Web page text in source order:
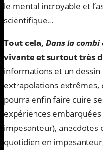
le mental incroyable et
scientifique…
Tout cela, Dans la combi
vivante et surtout très
informations et un
extrapolations extrêmes,
pourra enfin faire cuire
expériences embarquées
impesanteur), anecdotes
quotidien en